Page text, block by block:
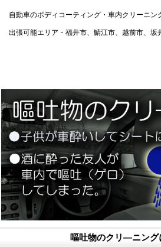
自動車のボディコーティング・車内クリーニン
出張可能エリア・福井市、鯖江市、越前市、坂
嘔吐物のクリ―ニング